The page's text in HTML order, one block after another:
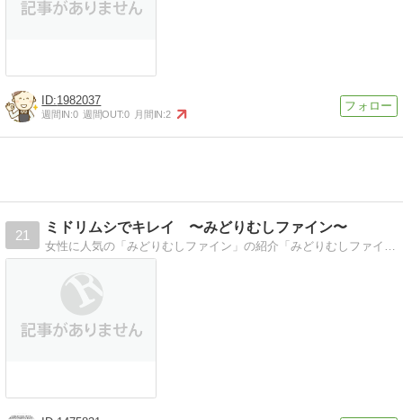
1982037
週間IN:0 週間OUT:0 月間IN:2
21
ミドリムシでキレイ 〜みどりむしファイン〜